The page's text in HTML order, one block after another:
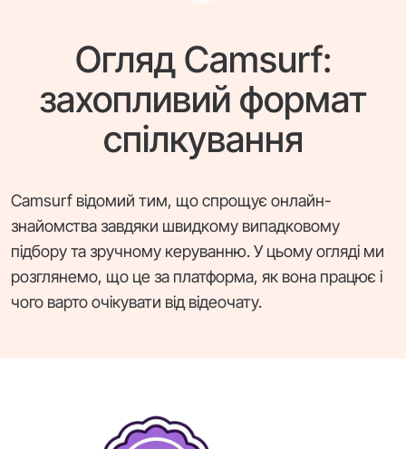
Огляд Camsurf:
захопливий формат
спілкування
Camsurf відомий тим, що спрощує онлайн-
знайомства завдяки швидкому випадковому
підбору та зручному керуванню. У цьому огляді ми
розглянемо, що це за платформа, як вона працює і
чого варто очікувати від відеочату.